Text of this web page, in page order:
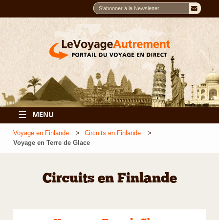
☰ MENU
Voyage en Finlande
Circuits en Finlande
Voyage en Terre de Glace
Circuits en Finlande